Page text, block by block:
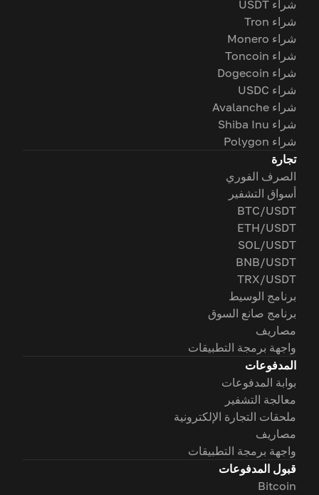
شراء USDT
شراء Tron
شراء Monero
شراء Toncoin
شراء Dogecoin
شراء USDC
شراء Avalanche
شراء Shiba Inu
شراء Polygon
تجارة
الصرف الفوري
أسواق التشفير
BTC/USDT
ETH/USDT
SOL/USDT
BNB/USDT
TRX/USDT
برنامج الوسيط
برنامج صانع السوق
مصاريف
واجهة برمجة التطبيقات
المدفوعات
بوابة المدفوعات
معالجة التشفير
ملحقات التجارة الإلكترونية
مصاريف
واجهة برمجة التطبيقات
قبول المدفوعات
Bitcoin